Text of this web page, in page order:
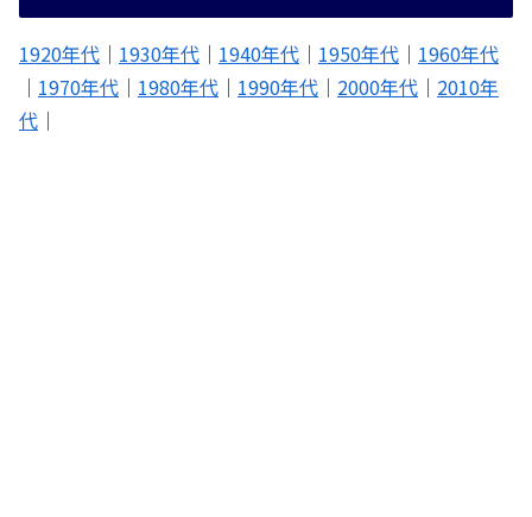
1920年代 ｜ 1930年代 ｜ 1940年代 ｜ 1950年代 ｜ 1960年代
｜ 1970年代 ｜ 1980年代 ｜ 1990年代 ｜ 2000年代 ｜ 2010年
代 ｜